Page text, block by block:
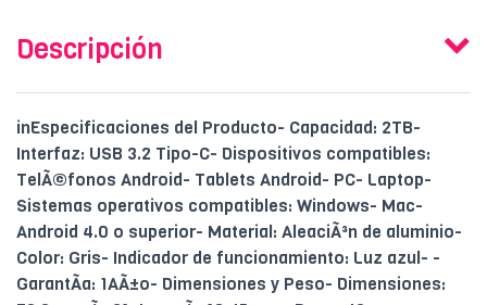
Descripción
inEspecificaciones del Producto- Capacidad: 2TB-
Interfaz: USB 3.2 Tipo-C- Dispositivos compatibles:
TelÃ©fonos Android- Tablets Android- PC- Laptop-
Sistemas operativos compatibles: Windows- Mac-
Android 4.0 o superior- Material: AleaciÃ³n de aluminio-
Color: Gris- Indicador de funcionamiento: Luz azul- -
GarantÃ­a: 1AÃ±o- Dimensiones y Peso- Dimensiones: